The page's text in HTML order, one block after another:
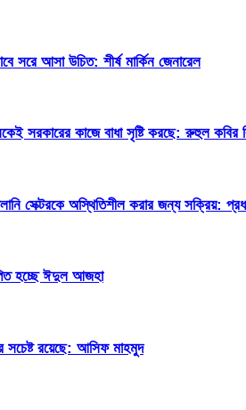
সরে আসা উচিত: শীর্ষ মার্কিন জেনারেল
সরকারের কাজে বাধা সৃষ্টি করছে: রুহুল কবির
সেক্টরকে অস্থিতিশীল করার জন্য সক্রিয়:
হচ্ছে ঈদুল আজহা
সচেষ্ট রয়েছে: আসিফ মাহমুদ